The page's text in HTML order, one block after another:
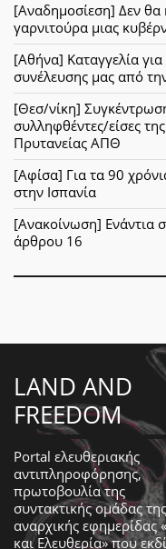
[Αναδημοσίεση] Δεν θα
γαρνιτούρα μιας
[Αθήνα] Καταγγελία
συνέλευσης μας από
[Θεσ/νίκη]
συλληφθέντες/είσες
Πρυτανείας ΑΠΘ
[Αφίσα] Για τα 90
στην Ισπανία
[Ανακοίνωση] Ενάντια
άρθρου 16
LAND AND
FREEDOM
Portal ελευθεριακής
αντιπληροφόρησης,
πρωτοβουλία της
συντακτικής ομάδας της
αναρχικής εφημερίδας
και Ελευθερία» που